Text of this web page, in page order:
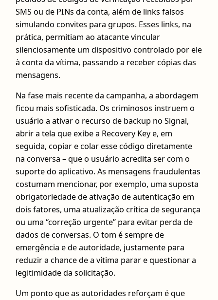
SMS ou de PINs da conta, além de links falsos
simulando convites para grupos. Esses links, na
prática, permitiam ao atacante vincular
silenciosamente um dispositivo controlado por ele
à conta da vítima, passando a receber cópias das
mensagens.
Na fase mais recente da campanha, a abordagem
ficou mais sofisticada. Os criminosos instruem o
usuário a ativar o recurso de backup no Signal,
abrir a tela que exibe a Recovery Key e, em
seguida, copiar e colar esse código diretamente
na conversa – que o usuário acredita ser com o
suporte do aplicativo. As mensagens fraudulentas
costumam mencionar, por exemplo, uma suposta
obrigatoriedade de ativação de autenticação em
dois fatores, uma atualização crítica de segurança
ou uma “correção urgente” para evitar perda de
dados de conversas. O tom é sempre de
emergência e de autoridade, justamente para
reduzir a chance de a vítima parar e questionar a
legitimidade da solicitação.
Um ponto que as autoridades reforçam é que